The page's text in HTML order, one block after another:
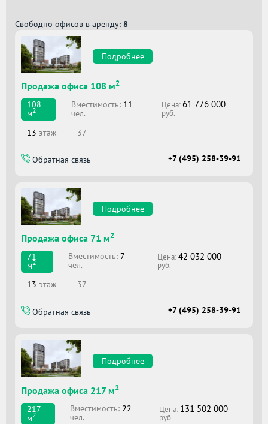
Свободно офисов в аренду: 8
Подробнее
Продажа офиса 108 м2
108
м2
Вместимоcть: 11
чел.
Цена: 61 776 000
руб.
13 этаж 37
Обратная связь +7 (495) 258-39-91
Подробнее
Продажа офиса 71 м2
71
м2
Вместимоcть: 7
чел.
Цена:42 032 000
руб.
13 этаж 37
Обратная связь +7 (495) 258-39-91
Подробнее
Продажа офиса 217 м2
217
м2
Вместимоcть: 22
чел.
Цена: 131 502 000
руб.